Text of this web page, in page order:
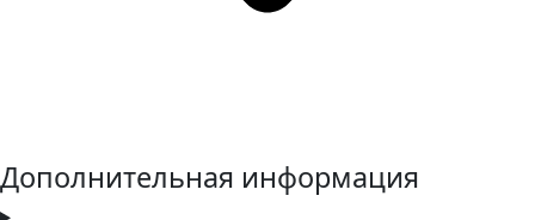
Дополнительная информация